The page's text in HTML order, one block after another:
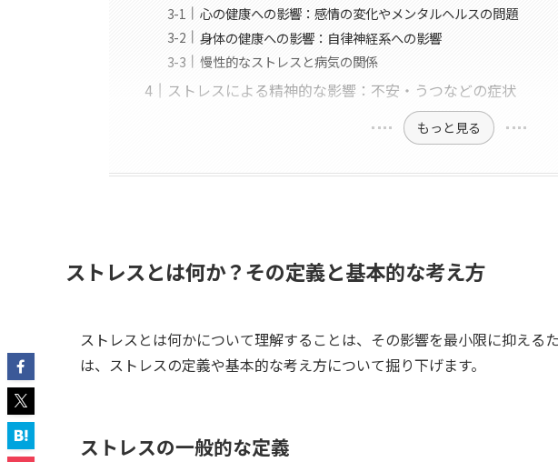
心の健康への影響：感情の変化やメンタルヘルスの問題
身体の健康への影響：自律神経系への影響
慢性的なストレスと病気の関係
ストレスによる精神的な影響：不安・うつなどの症状
もっと見る
ストレスとは何か？その定義と基本的な考え方
ストレスとは何かについて理解することは、その影響を最小限に抑える
は、ストレスの定義や基本的な考え方について掘り下げます。
ストレスの一般的な定義